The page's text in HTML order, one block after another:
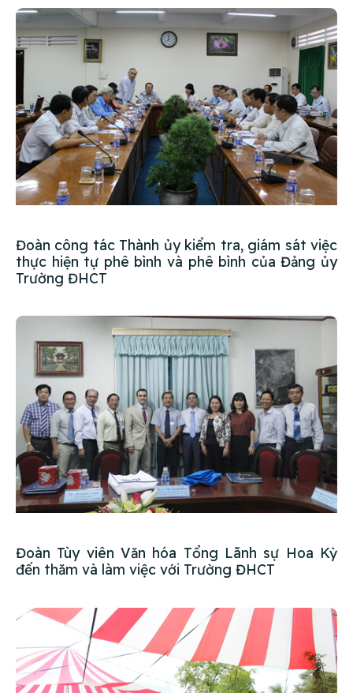
Đoàn công tác Thành ủy kiểm tra, giám sát việc
thực hiện tự phê bình và phê bình của Đảng ủy
Trường ĐHCT
Đoàn Tùy viên Văn hóa Tổng Lãnh sự Hoa Kỳ
đến thăm và làm việc với Trường ĐHCT